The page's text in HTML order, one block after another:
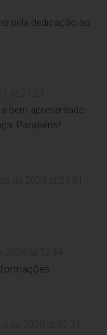
pela dedicação ao
bem apresentado.
Parabéns!